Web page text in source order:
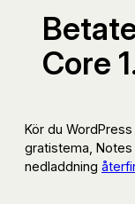
Core
Kör du
gratistema, Notes
nedladdning